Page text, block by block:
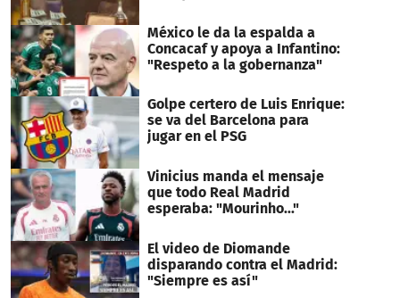
México le da la espalda a
Concacaf y apoya a Infantino:
"Respeto a la gobernanza"
Golpe certero de Luis Enrique:
se va del Barcelona para
jugar en el PSG
Vinicius manda el mensaje
que todo Real Madrid
esperaba: "Mourinho..."
El video de Diomande
disparando contra el Madrid:
"Siempre es así"